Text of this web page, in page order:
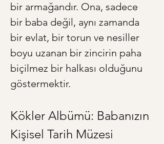
bir armağandır. Ona, sadece
bir baba değil, aynı zamanda
bir evlat, bir torun ve nesiller
boyu uzanan bir zincirin paha
biçilmez bir halkası olduğunu
göstermektir.
Kökler Albümü: Babanızın
Kişisel Tarih Müzesi